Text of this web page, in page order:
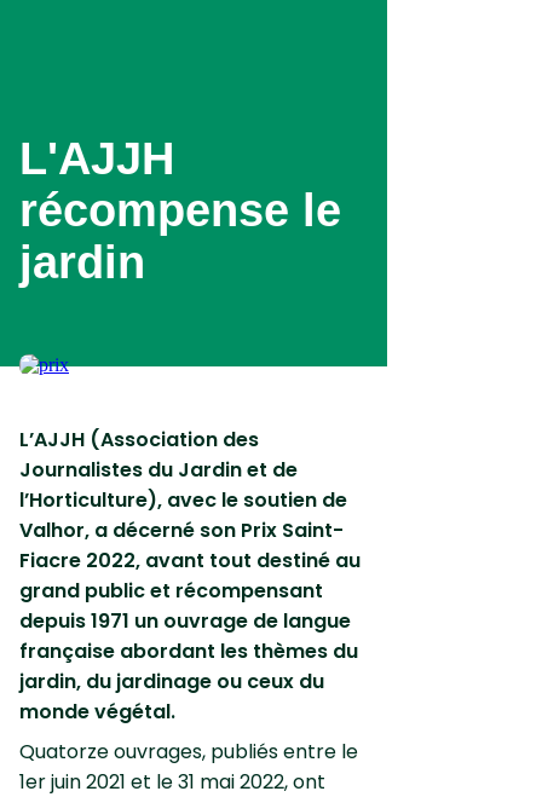
L'AJJH
récompense le
jardin
L’AJJH (Association des
Journalistes du Jardin et de
l’Horticulture), avec le soutien de
Valhor, a décerné son Prix Saint-
Fiacre 2022, avant tout destiné au
grand public et récompensant
depuis 1971 un ouvrage de langue
française abordant les thèmes du
jardin, du jardinage ou ceux du
monde végétal.
Quatorze ouvrages, publiés entre le
1er juin 2021 et le 31 mai 2022, ont